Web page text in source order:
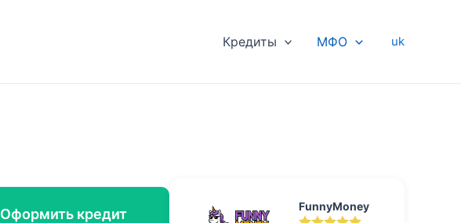
Кредиты МФО uk
Оформить кредит FunnyMoney